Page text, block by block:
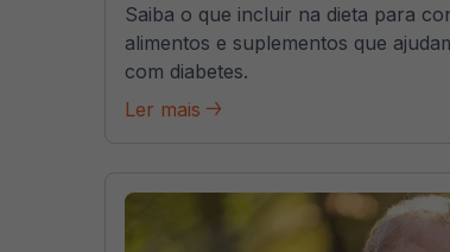
Saiba o que incluir na dieta para
alimentos e suplementos que
com diabetes.
Ler mais